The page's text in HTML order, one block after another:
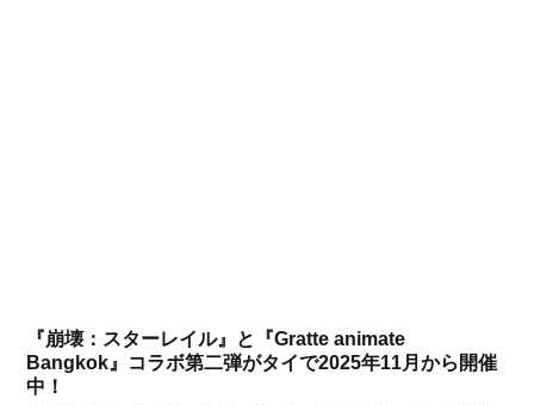
『崩壊：スターレイル』と『Gratte animate
Bangkok』コラボ第二弾がタイで2025年11月から開催
中！